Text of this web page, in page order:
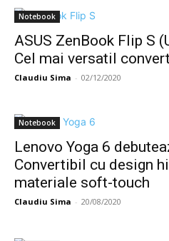
Notebook
ASUS ZenBook Flip S
Cel mai versatil
Claudiu Sima - 02/12/2020
Notebook
Lenovo Yoga 6
Convertibil cu design
materiale soft-touch
Claudiu Sima - 20/08/2020